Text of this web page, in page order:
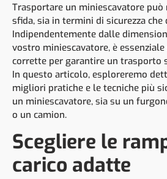
Trasportare un miniescavatore può
sfida, sia in termini di sicurezza
Indipendentemente dalle
vostro miniescavatore, è
corrette per garantire un trasporto
In questo articolo, esploreremo
migliori pratiche e le tecniche più
un miniescavatore, sia su un
o un camion.
Scegliere le
carico adatte